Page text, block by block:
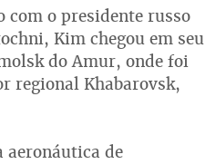
com o presidente russo
Kim chegou em seu
do Amur, onde foi
regional Khabarovsk,
de